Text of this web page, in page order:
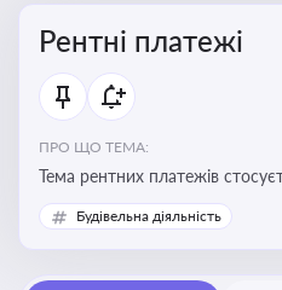
Рентні платежі
ПРО ЩО ТЕМА:
Тема рентних платежів
податкових зборів, які
природними ресурсами —
Будівельна діяльність